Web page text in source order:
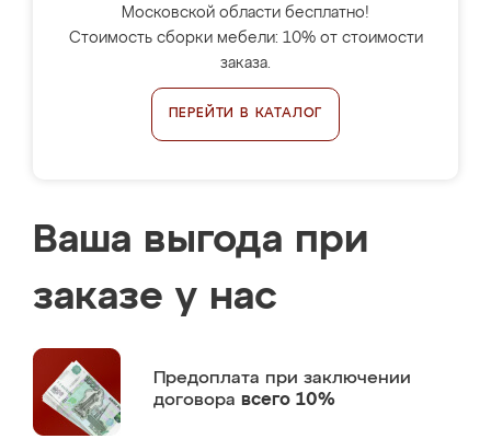
Московской области бесплатно!
Стоимость сборки мебели: 10% от стоимости
заказа.
ПЕРЕЙТИ В КАТАЛОГ
Ваша выгода при
заказе у нас
Предоплата при заключении
договора всего 10%